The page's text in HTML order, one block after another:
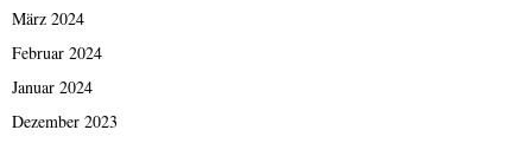
März 2024
Februar 2024
Januar 2024
Dezember 2023